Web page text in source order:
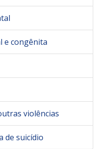
e congênita
violências
de suicídio